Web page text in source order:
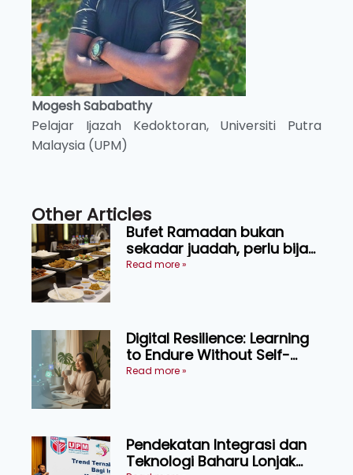
Mogesh Sababathy
Pelajar Ijazah Kedoktoran, Universiti Putra
Malaysia (UPM)
Other Articles
Bufet Ramadan bukan
sekadar juadah, perlu bijak
memilih dan selamat
Read more »
Digital Resilience: Learning
to Endure Without Self-
Pressure
Read more »
Pendekatan Integrasi dan
Teknologi Baharu Lonjak